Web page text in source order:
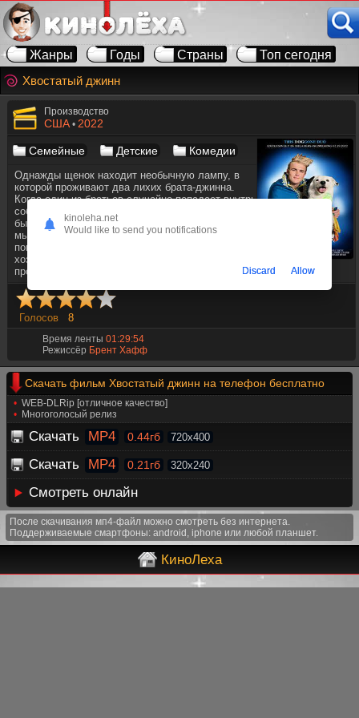
Жанры Годы Страны
Топ сегодня
Хвостатый джинн
Производство
США• 2022
Семейные Детские Комедии
Однажды щенок находит необычную лампу, в
которой проживают два лихих брата-джинна.
Когда один из братьев случайно попадает внутрь
собаки, волшебное желание заставляет пса
быстро вырасти. Будучи застрявшим в собаке,
мысли и разум очень нестабильны, и его
попытки исполнять желания своего нового
хозяина кончаются забавными и неуклюжими
промахами.
Голосов 8
Время ленты 01:29:54
Режиссёр Брент Хафф
Скачать фильм Хвостатый джинн на телефон бесплатно
WEB-DLRip [отличное качество]
Многоголосый релиз
Скачать MP4 0.44гб 720x400
Скачать MP4 0.21гб 320x240
Смотреть онлайн
После скачивания мп4-файл можно смотреть без интернета.
Поддерживаемые смартфоны: android, iphone или любой планшет.
КиноЛеха
kinoleha.net
Would like to send you notifications
Discard Allow